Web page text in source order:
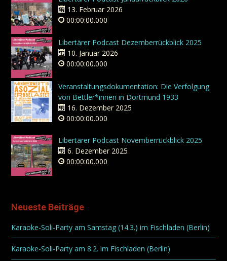
13. Februar 2026
00:00:00.000
Libertärer Podcast Dezemberrückblick 2025
10. Januar 2026
00:00:00.000
Veranstaltungsdokumentation: Die Verfolgung
von Bettler*innen in Dortmund 1933
16. Dezember 2025
00:00:00.000
Libertärer Podcast Novemberrückblick 2025
6. Dezember 2025
00:00:00.000
Neueste Beiträge
Karaoke-Soli-Party am Samstag (14.3.) im Fischladen (Berlin)
Karaoke-Soli-Party am 8.2. im Fischladen (Berlin)